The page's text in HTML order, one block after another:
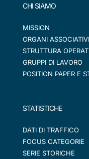
CHI SIAMO
MISSION
ORGANI ASSOCIATIVI
STRUTTURA
GRUPPI DI LAVORO
POSITION PAPER E
STATISTICHE
DATI DI TRAFFICO
FOCUS CATEGORIE
SERIE STORICHE